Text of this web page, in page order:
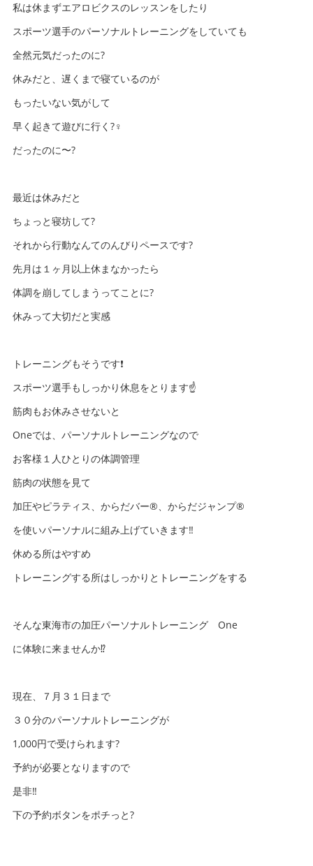
私は休まずエアロビクスのレッスンをしたり
スポーツ選手のパーソナルトレーニングをしていても
全然元気だったのに?
休みだと、遅くまで寝ているのが
もったいない気がして
早く起きて遊びに行く?‍♀️
だったのに〜?
最近は休みだと
ちょっと寝坊して?
それから行動なんてのんびりペースです?
先月は１ヶ月以上休まなかったら
体調を崩してしまうってことに?
休みって大切だと実感
トレーニングもそうです❗️
スポーツ選手もしっかり休息をとります☝️
筋肉もお休みさせないと
Oneでは、パーソナルトレーニングなので
お客様１人ひとりの体調管理
筋肉の状態を見て
加圧やピラティス、からだバー®️、からだジャンプ®️
を使いパーソナルに組み上げていきます‼️
休める所はやすめ
トレーニングする所はしっかりとトレーニングをする
そんな東海市の加圧パーソナルトレーニング One
に体験に来ませんか⁉️
現在、７月３１日まで
３０分のパーソナルトレーニングが
1,000円で受けられます?
予約が必要となりますので
是非‼️
下の予約ボタンをポチっと?